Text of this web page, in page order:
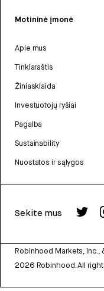
Motininė įmonė
Apie mus
Tinklaraštis
Žiniasklaida
Investuotojų ryšiai
Pagalba
Sustainability
Nuostatos ir sąlygos
Sekite mus
Robinhood Markets, Inc.,
2026 Robinhood. All